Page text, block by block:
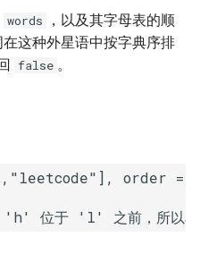
words
，以及其字母表的顺
在这种外星语中按字典序排
false 。
'h' 位于 'l' 之前，所以单